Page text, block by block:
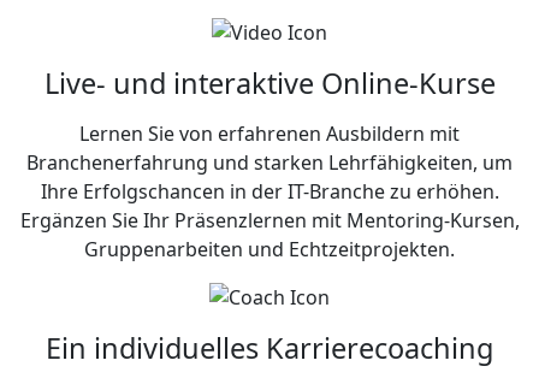
Live- und interaktive Online-Kurse
Lernen Sie von erfahrenen Ausbildern mit
Branchenerfahrung und starken Lehrfähigkeiten, um
Ihre Erfolgschancen in der IT-Branche zu erhöhen.
Ergänzen Sie Ihr Präsenzlernen mit Mentoring-Kursen,
Gruppenarbeiten und Echtzeitprojekten.
Ein individuelles Karrierecoaching